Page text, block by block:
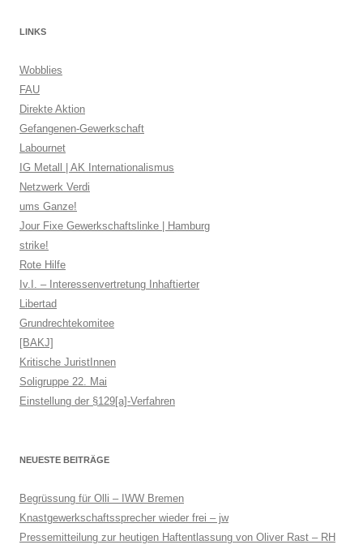
LINKS
Wobblies
FAU
Direkte Aktion
Gefangenen-Gewerkschaft
Labournet
IG Metall | AK Internationalismus
Netzwerk Verdi
ums Ganze!
Jour Fixe Gewerkschaftslinke | Hamburg
strike!
Rote Hilfe
Iv.I. – Interessenvertretung Inhaftierter
Libertad
Grundrechtekomitee
[BAKJ]
Kritische JuristInnen
Soligruppe 22. Mai
Einstellung der §129[a]-Verfahren
NEUESTE BEITRÄGE
Begrüssung für Olli – IWW Bremen
Knastgewerkschaftssprecher wieder frei – jw
Pressemitteilung zur heutigen Haftentlassung von Oliver Rast – RH